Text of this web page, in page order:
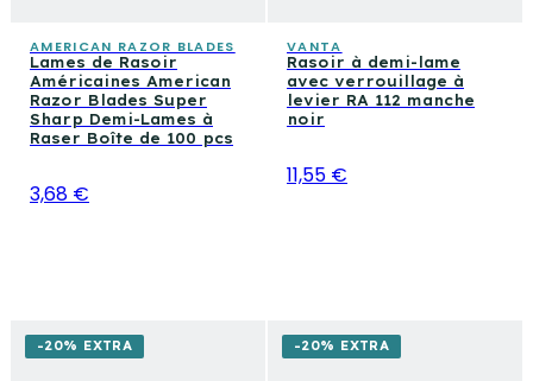
aux rasoirs jetables traditionnels.
préparation et de finition est le moyen le plus direct
d'obtenir un résultat de barbier chaque fois que vous
vous asseyez devant le miroir.
AMERICAN RAZOR BLADES
Lames de Rasoir
Américaines American
Razor Blades Super
Sharp Demi-Lames à
Raser Boîte de 100 pcs
3,68 €
VANTA
Rasoir à demi-lame
avec verrouillage à
levier RA 112 manche
noir
11,55 €
-20% EXTRA -20% EXTRA